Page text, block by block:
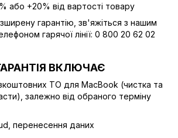
або +20% від вартості товару
гарантію, зв'яжіться з нашим
гарячої лінії: 0 800 20 62 02
ВКЛЮЧАЄ
ТО для MacBook (чистка та
залежно від обраного терміну
перенесення даних